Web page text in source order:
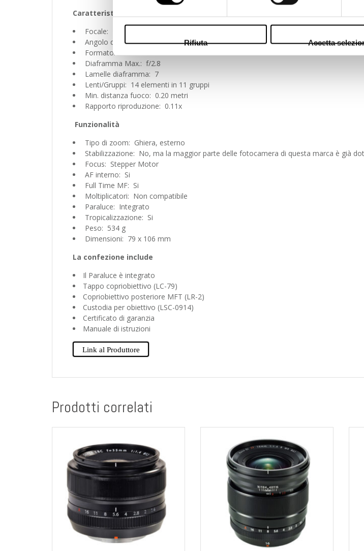
Rifiuta Accetta
Caratteristiche Ottiche
Focale: 7-14 mm (equivalente a un 14-24mm in formato Fullframe 24x36mm)
Angolo di campo: 113.6 – 74.8°
Formato: 4/3
Diaframma Max.: f/2.8
Lamelle diaframma: 7
Lenti/Gruppi: 14 elementi in 11 gruppi
Min. distanza fuoco: 0.20 metri
Rapporto riproduzione: 0.11x
Funzionalità
Tipo di zoom: Ghiera, esterno
Stabilizzazione: No, ma la maggior parte delle fotocamera di questa marca è già
Focus: Stepper Motor
AF interno: Si
Full Time MF: Si
Moltiplicatori: Non compatibile
Paraluce: Integrato
Tropicalizzazione: Si
Peso: 534 g
Dimensioni: 79 x 106 mm
La confezione include
Il Paraluce è integrato
Tappo copriobiettivo (LC-79)
Copriobiettivo posteriore MFT (LR-2)
Custodia per obiettivo (LSC-0914)
Certificato di garanzia
Manuale di istruzioni
Link al Produttore
Prodotti correlati